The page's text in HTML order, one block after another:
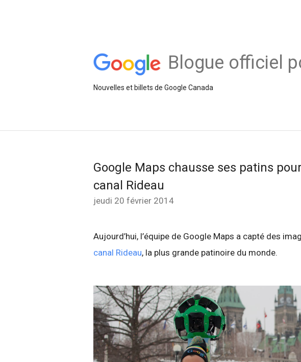
Blogue officiel
Nouvelles et billets de Google Canada
Google Maps chausse ses patins
canal Rideau
jeudi 20 février 2014
Aujourd’hui, l’équipe de Google Maps a capté des
canal Rideau, la plus grande patinoire du monde.